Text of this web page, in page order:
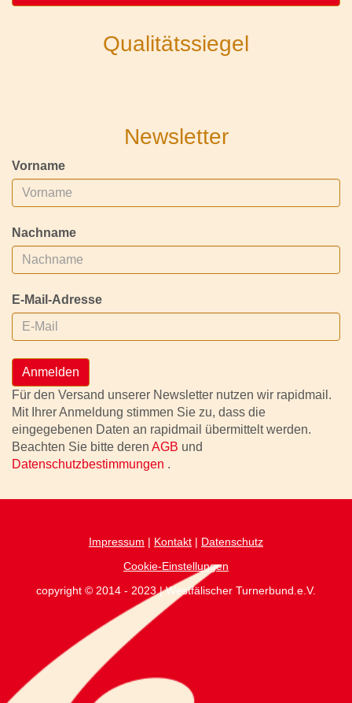
Qualitätssiegel
Newsletter
Vorname
Nachname
E-Mail-Adresse
Anmelden
Für den Versand unserer Newsletter nutzen wir rapidmail.
Mit Ihrer Anmeldung stimmen Sie zu, dass die
eingegebenen Daten an rapidmail übermittelt werden.
Beachten Sie bitte deren AGB und
Datenschutzbestimmungen .
Impressum | Kontakt | Datenschutz
Cookie-Einstellungen
copyright © 2014 - 2023 | Westfälischer Turnerbund.e.V.